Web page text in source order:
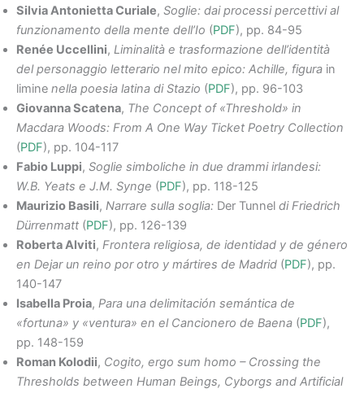
Silvia Antonietta Curiale, Soglie: dai processi percettivi al
funzionamento della mente dell’Io (PDF), pp. 84-95
Renée Uccellini, Liminalità e trasformazione dell’identità
del personaggio letterario nel mito epico: Achille, figura in
limine nella poesia latina di Stazio (PDF), pp. 96-103
Giovanna Scatena, The Concept of «Threshold» in
Macdara Woods: From A One Way Ticket Poetry Collection
(PDF), pp. 104-117
Fabio Luppi, Soglie simboliche in due drammi irlandesi:
W.B. Yeats e J.M. Synge (PDF), pp. 118-125
Maurizio Basili, Narrare sulla soglia: Der Tunnel di Friedrich
Dürrenmatt (PDF), pp. 126-139
Roberta Alviti, Frontera religiosa, de identidad y de género
en Dejar un reino por otro y mártires de Madrid (PDF), pp.
140-147
Isabella Proia, Para una delimitación semántica de
«fortuna» y «ventura» en el Cancionero de Baena (PDF),
pp. 148-159
Roman Kolodii, Cogito, ergo sum homo – Crossing the
Thresholds between Human Beings, Cyborgs and Artificial